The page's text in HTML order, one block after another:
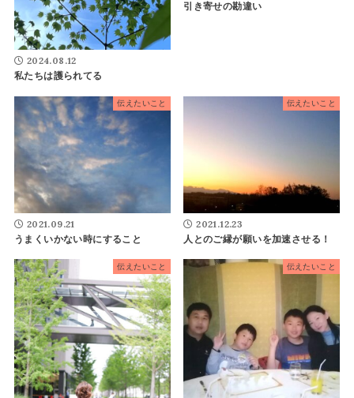
2024.08.12
私たちは護られてる
引き寄せの勘違い
伝えたいこと
2021.09.21
うまくいかない時にすること
伝えたいこと
2021.12.23
人とのご縁が願いを加速させる！
伝えたいこと 伝えたいこと